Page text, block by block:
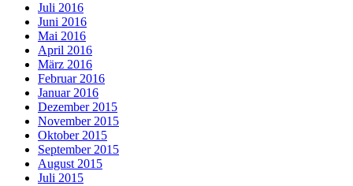
Juli 2016
Juni 2016
Mai 2016
April 2016
März 2016
Februar 2016
Januar 2016
Dezember 2015
November 2015
Oktober 2015
September 2015
August 2015
Juli 2015